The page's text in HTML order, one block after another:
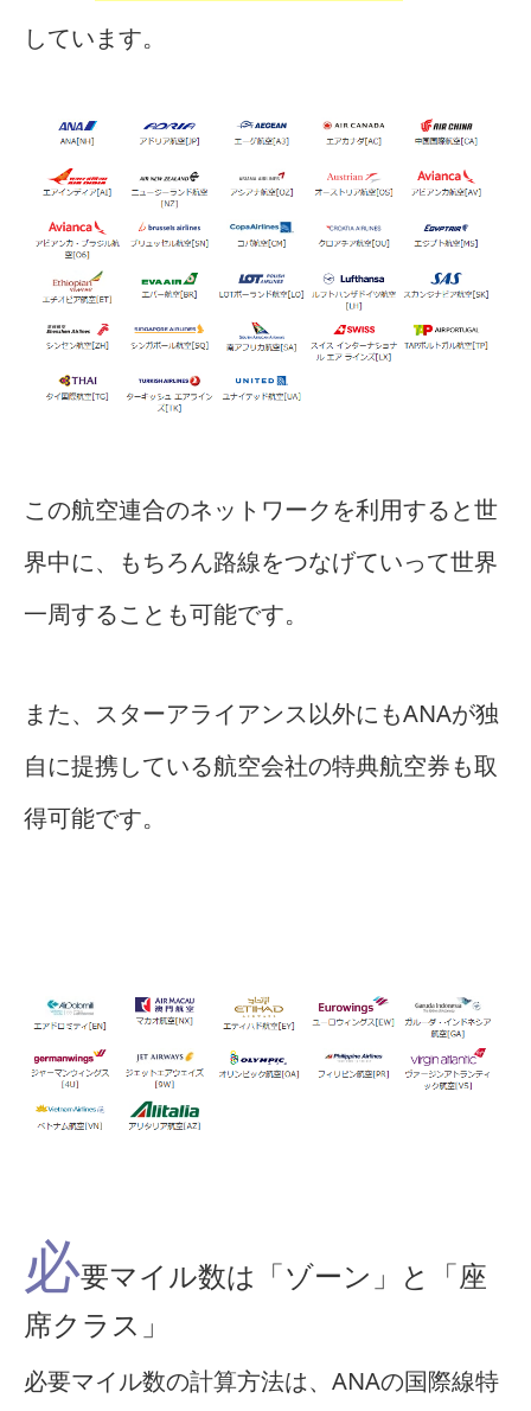
しています。
この航空連合のネットワークを利用すると世
界中に、もちろん路線をつなげていって世界
一周することも可能です。
また、スターアライアンス以外にもANAが独
自に提携している航空会社の特典航空券も取
得可能です。
必要マイル数は「ゾーン」と「座
席クラス」
必要マイル数の計算方法は、ANAの国際線特